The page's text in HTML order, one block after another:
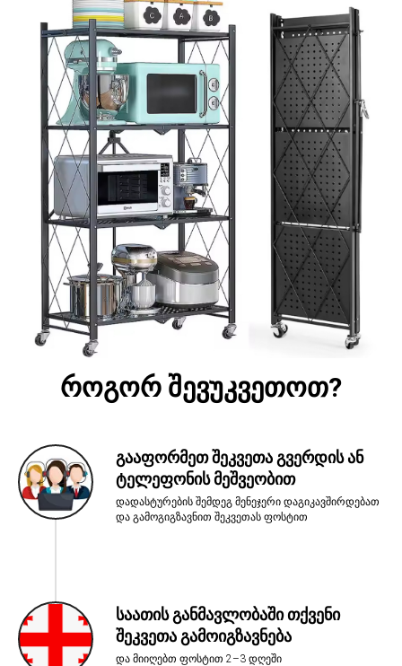
როგორ შევუკვეთოთ?
გააფორმეთ შეკვეთა გვერდის ან
ტელეფონის მეშვეობით
დადასტურების შემდეგ მენეჯერი დაგიკავშირდებათ
და გამოგიგზავნით შეკვეთას ფოსტით
საათის განმავლობაში თქვენი
შეკვეთა გამოიგზავნება
და მიიღებთ ფოსტით 2–3 დღეში